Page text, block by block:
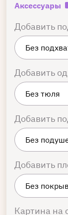
Аксессуары
Добавить
Добавить
Добавить
Добавить
Картина на